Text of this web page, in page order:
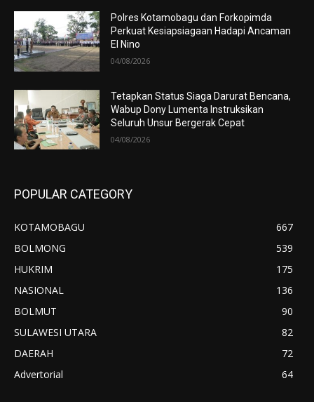
Polres Kotamobagu dan Forkopimda
Perkuat Kesiapsiagaan Hadapi Ancaman
El Nino
04/08/2026
Tetapkan Status Siaga Darurat Bencana,
Wabup Dony Lumenta Instruksikan
Seluruh Unsur Bergerak Cepat
04/08/2026
POPULAR CATEGORY
KOTAMOBAGU
667
BOLMONG
539
HUKRIM
175
NASIONAL
136
BOLMUT
90
SULAWESI UTARA
82
DAERAH
72
Advertorial
64